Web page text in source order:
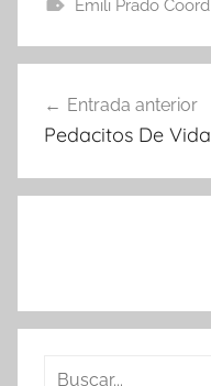
Emili Prado Coord
de
Entrada anterior
Pedacitos De Vida
Buscar: